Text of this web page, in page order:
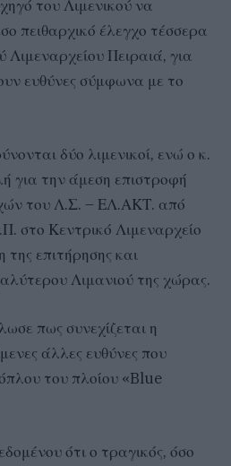
του Λιμενικού να
πειθαρχικό έλεγχο τέσσερα
Λιμεναρχείου Πειραιά, για
ευθύνες σύμφωνα με το
δύο λιμενικοί, ενώ ο κ.
για την άμεση επιστροφή
του Λ.Σ. – ΕΛ.ΑΚΤ. από
στο Κεντρικό Λιμεναρχείο
της επιτήρησης και
Λιμανιού της χώρας.
πως συνεχίζεται η
άλλες ευθύνες που
του πλοίου «Blue
ότι ο τραγικός, όσο